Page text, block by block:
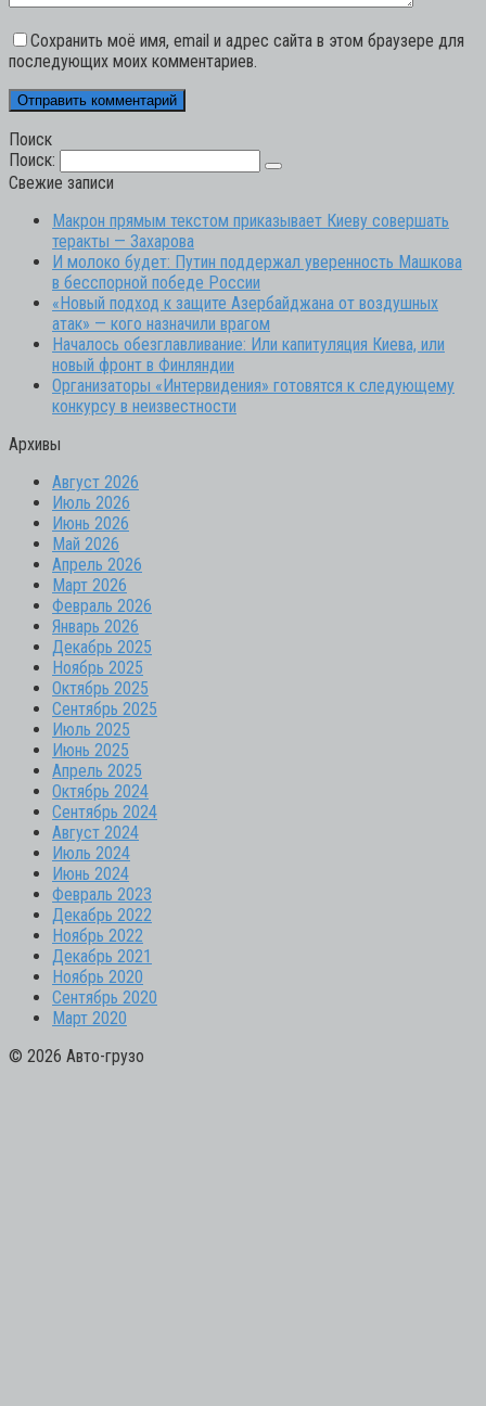
Сохранить моё имя, email и адрес сайта в этом браузере для
последующих моих комментариев.
Поиск
Поиск:
Свежие записи
Макрон прямым текстом приказывает Киеву совершать
теракты — Захарова
И молоко будет: Путин поддержал уверенность Машкова
в бесспорной победе России
«Новый подход к защите Азербайджана от воздушных
атак» — кого назначили врагом
Началось обезглавливание: Или капитуляция Киева, или
новый фронт в Финляндии
Организаторы «Интервидения» готовятся к следующему
конкурсу в неизвестности
Архивы
Август 2026
Июль 2026
Июнь 2026
Май 2026
Апрель 2026
Март 2026
Февраль 2026
Январь 2026
Декабрь 2025
Ноябрь 2025
Октябрь 2025
Сентябрь 2025
Июль 2025
Июнь 2025
Апрель 2025
Октябрь 2024
Сентябрь 2024
Август 2024
Июль 2024
Июнь 2024
Февраль 2023
Декабрь 2022
Ноябрь 2022
Декабрь 2021
Ноябрь 2020
Сентябрь 2020
Март 2020
© 2026 Авто-грузо